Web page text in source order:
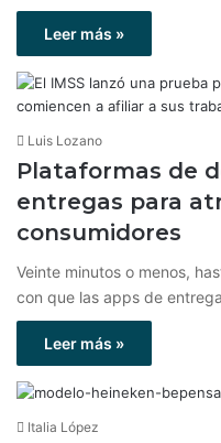
Leer más »
Luis Lozano
Plataformas de
entregas para
consumidores
Veinte minutos o menos,
con que las apps de
Leer más »
Italia López